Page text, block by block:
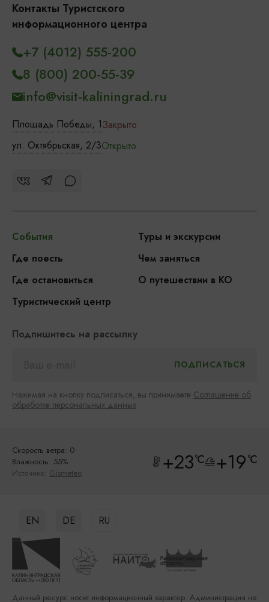
Контакты Туристского
информационного центра
Площадь Победы, 1Закрыто
ул. Октябрьская, 2/3Открыто
+7 (4012) 555-200
8 (800) 200-55-39
info@visit-kaliningrad.ru
События
Туры и экскурсии
Где поесть
Чем заняться
Где остановиться
О путешествии в КО
Туристический центр
Подпишитесь на рассылку
Нажимая на кнопку подписаться, вы принимаете Соглашение об
обработке персональных данных
Скорость ветра: 0
Влажность: 55%
Источник: Gismeteo +23°C +19°C
EN DE RU
Данный ресурс носит информационный характер. Администрация не